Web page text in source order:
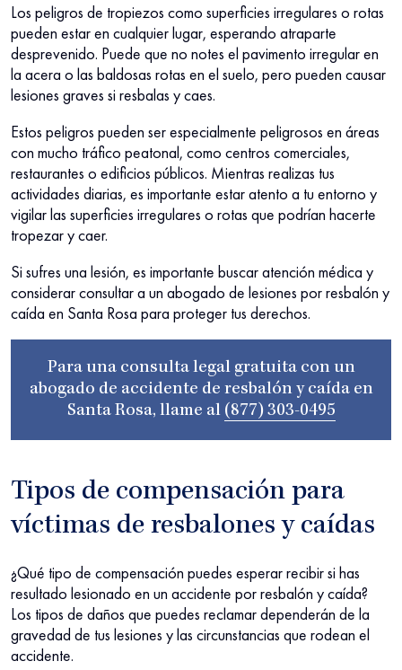
Los peligros de tropiezos como superficies irregulares o rotas
pueden estar en cualquier lugar, esperando atraparte
desprevenido. Puede que no notes el pavimento irregular en
la acera o las baldosas rotas en el suelo, pero pueden causar
lesiones graves si resbalas y caes.
Estos peligros pueden ser especialmente peligrosos en áreas
con mucho tráfico peatonal, como centros comerciales,
restaurantes o edificios públicos. Mientras realizas tus
actividades diarias, es importante estar atento a tu entorno y
vigilar las superficies irregulares o rotas que podrían hacerte
tropezar y caer.
Si sufres una lesión, es importante buscar atención médica y
considerar consultar a un abogado de lesiones por resbalón y
caída en Santa Rosa para proteger tus derechos.
Para una consulta legal gratuita con un
abogado de accidente de resbalón y caída en
Santa Rosa, llame al (877) 303-0495
Tipos de compensación para
víctimas de resbalones y caídas
¿Qué tipo de compensación puedes esperar recibir si has
resultado lesionado en un accidente por resbalón y caída?
Los tipos de daños que puedes reclamar dependerán de la
gravedad de tus lesiones y las circunstancias que rodean el
accidente.